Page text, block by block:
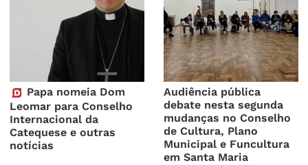
Papa nomeia Dom
Leomar para Conselho
Internacional da
Catequese e outras
notícias
Audiência pública
debate nesta segunda
mudanças no Conselho
de Cultura, Plano
Municipal e Funcultura
em Santa Maria